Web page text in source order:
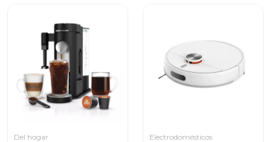
Del hogar Electrodomésticos